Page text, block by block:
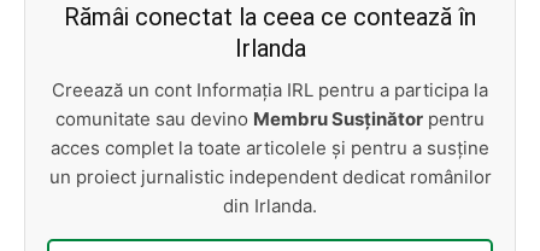
Rămâi conectat la ceea ce contează în
Irlanda
Creează un cont Informația IRL pentru a participa la
comunitate sau devino Membru Susținător pentru
acces complet la toate articolele și pentru a susține
un proiect jurnalistic independent dedicat românilor
din Irlanda.